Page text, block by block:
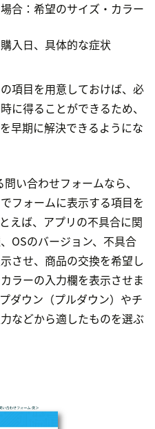
合：希望のサイズ・カラー
入日、具体的な症状
項目を用意しておけば、必
に得ることができるため、
早期に解決できるようにな
い合わせフォームなら、
フォームに表示する項目を
えば、アプリの不具合に関
OSのバージョン、不具合
させ、商品の交換を希望し
ラーの入力欄を表示させま
ダウン（プルダウン）やチ
などから適したものを選ぶ